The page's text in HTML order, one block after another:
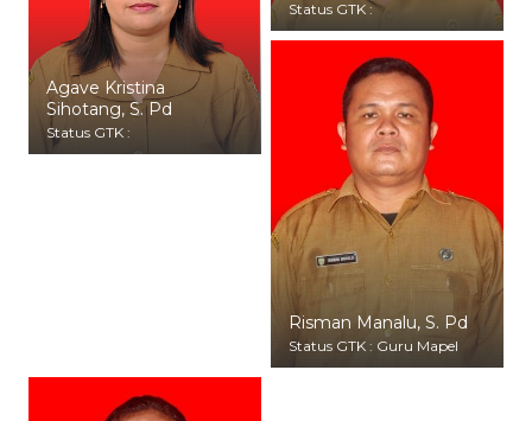
Agave Kristina
Sihotang, S. Pd
Status GTK :
Status GTK :
Risman Manalu, S. Pd
Status GTK : Guru Mapel